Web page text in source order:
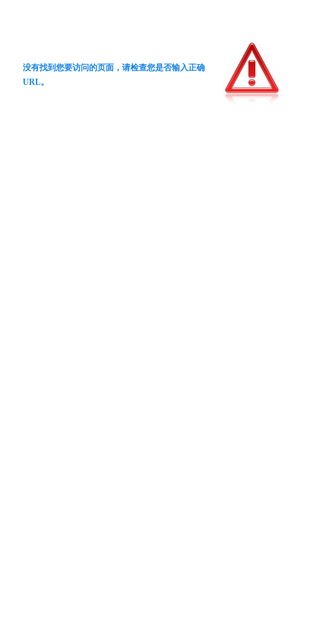
没有找到您要访问的页面，请检查您是否输入正确
URL。